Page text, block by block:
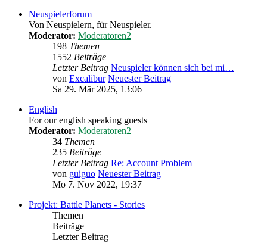
Neuspielerforum
Von Neuspielern, für Neuspieler.
Moderator: Moderatoren2
198 Themen
1552 Beiträge
Letzter Beitrag Neuspieler können sich bei mi…
von Excalibur Neuester Beitrag
Sa 29. Mär 2025, 13:06
English
For our english speaking guests
Moderator: Moderatoren2
34 Themen
235 Beiträge
Letzter Beitrag Re: Account Problem
von guiguo Neuester Beitrag
Mo 7. Nov 2022, 19:37
Projekt: Battle Planets - Stories
Themen
Beiträge
Letzter Beitrag